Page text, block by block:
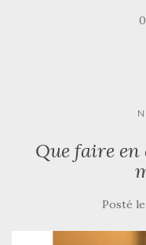
Que faire en
Posté le